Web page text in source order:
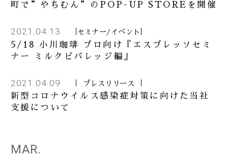
町で”やちむん”のPOP-UP STOREを開催
2021.04.13 セミナー/イベント
5/18 小川珈琲 プロ向け『エスプレッソセミ
ナー ミルクビバレッジ編』
2021.04.09 プレスリリース
新型コロナウイルス感染症対策に向けた当社
支援について
MAR.